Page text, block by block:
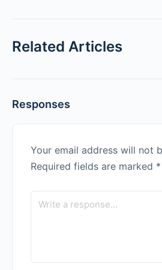
Related Articles
Responses
Your email address will not
Required fields are marked *